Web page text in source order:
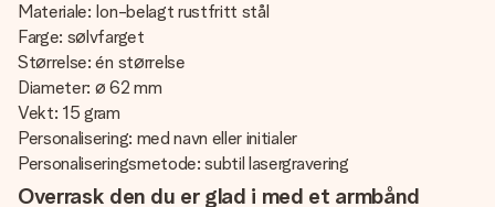
Materiale: Ion-belagt rustfritt stål
Farge: sølvfarget
Størrelse: én størrelse
Diameter: ø 62 mm
Vekt: 15 gram
Personalisering: med navn eller initialer
Personaliseringsmetode: subtil lasergravering
Overrask den du er glad i med et armbånd